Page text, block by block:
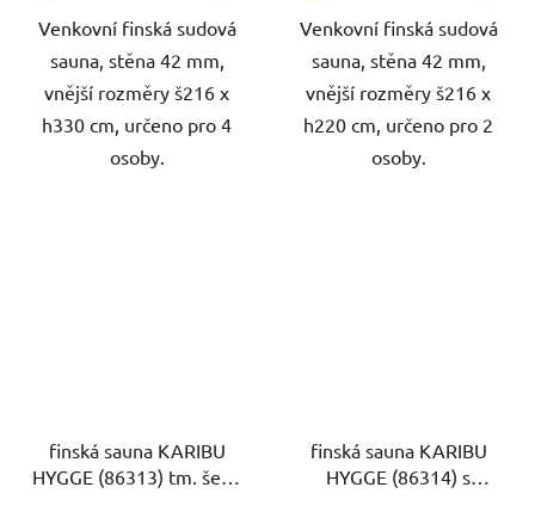
Venkovní finská sudová
sauna, stěna 42 mm,
vnější rozměry š216 x
h330 cm, určeno pro 4
osoby.
Venkovní finská sudová
sauna, stěna 42 mm,
vnější rozměry š216 x
h220 cm, určeno pro 2
osoby.
finská sauna KARIBU
HYGGE (86313) tm. šedá
finská sauna KARIBU
HYGGE (86314) s